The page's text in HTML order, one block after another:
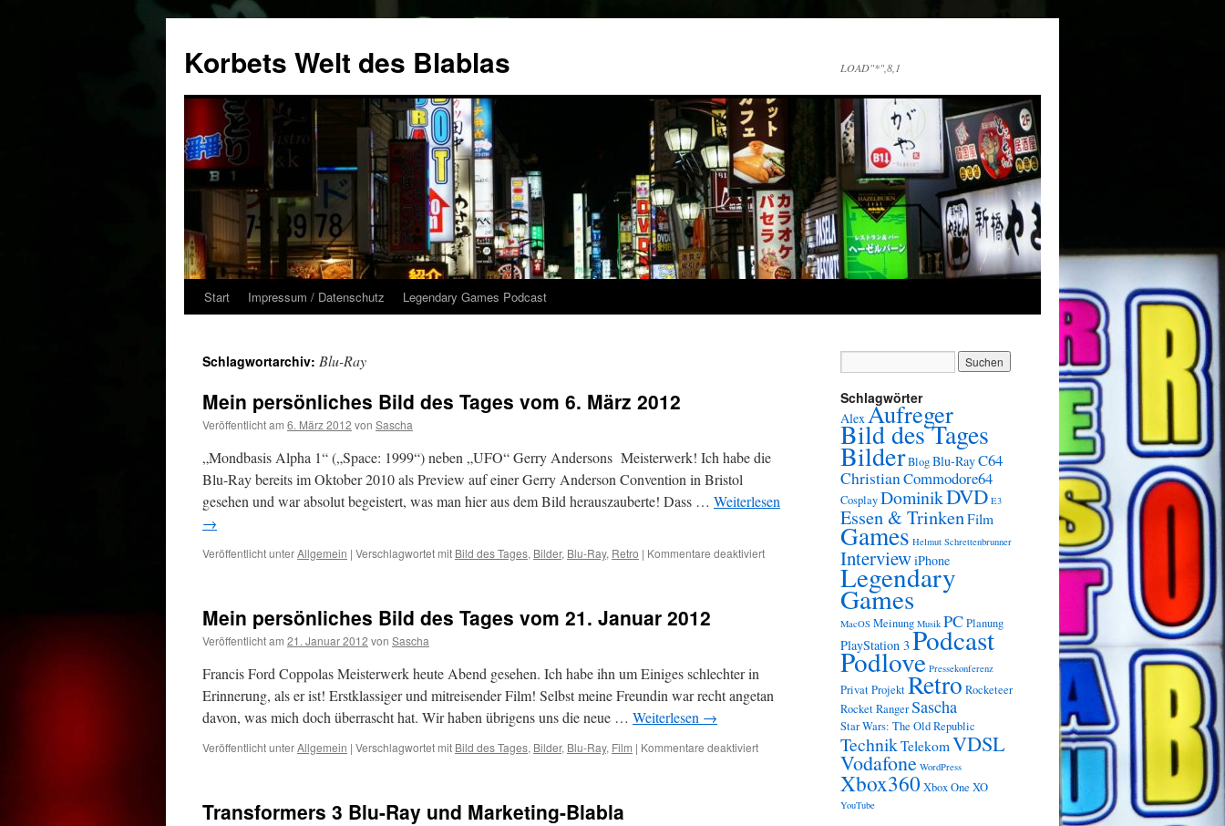
springen
Korbets Welt des Blablas LOAD"*",8,1
Start Impressum / Datenschutz Legendary Games Podcast
Schlagwortarchiv: Blu-Ray
Mein persönliches Bild des Tages vom 6. März 2012
Veröffentlicht am 6. März 2012 von Sascha
„Mondbasis Alpha 1“ („Space: 1999“) neben „UFO“ Gerry Andersons Meisterwerk! Ich habe die
Blu-Ray bereits im Oktober 2010 als Preview auf einer Gerry Anderson Convention in Bristol
gesehen und war absolut begeistert, was man hier aus dem Bild herauszauberte! Dass … Weiterlesen
→
Veröffentlicht unterAllgemein | Verschlagwortet mit Bild des Tages, Bilder, Blu-Ray, Retro | Kommentare deaktiviertfür
2012
Mein persönliches Bild des Tages vom 21. Januar 2012
Veröffentlicht am 21. Januar 2012 von Sascha
Francis Ford Coppolas Meisterwerk heute Abend gesehen. Ich habe ihn um Einiges schlechter in
Erinnerung, als er ist! Erstklassiger und mitreisender Film! Selbst meine Freundin war recht angetan
davon, was mich doch überrascht hat. Wir haben übrigens uns die neue … Weiterlesen →
Veröffentlicht unterAllgemein | Verschlagwortet mit Bild des Tages, Bilder, Blu-Ray, Film | Kommentare deaktiviertfür
Transformers 3 Blu-Ray und Marketing-Blabla
Schlagwörter
AlexAufreger
Bild des Tages
BilderBlogBlu-RayC64
ChristianCommodore64
CosplayDominikDVD E3
Essen & TrinkenFilm
Games Helmut Schrettenbrunner
InterviewiPhone
Legendary
Games
MacOS Meinung Musik PCPlanung
PlayStation 3Podcast
Podlove Pressekonferenz
PrivatProjektRetro Rocketeer
Rocket RangerSascha
Star Wars: The Old Republic
TechnikTelekomVDSL
Vodafone WordPress
Xbox360 Xbox One XO
YouTube